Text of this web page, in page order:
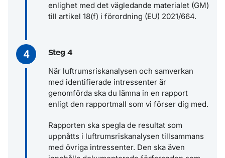
enlighet med det vägledande materialet (GM)
till artikel 18(f) i förordning (EU) 2021/664.
Steg 4
När luftrumsriskanalysen och samverkan
med identifierade intressenter är
genomförda ska du lämna in en rapport
enligt den rapportmall som vi förser dig med.
Rapporten ska spegla de resultat som
uppnåtts i luftrumsriskanalysen tillsammans
med övriga intressenter. Den ska även